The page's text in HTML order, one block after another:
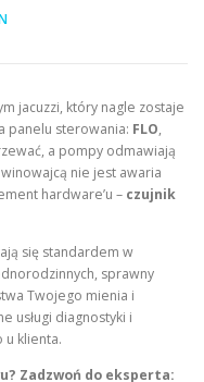
jacuzzi, który nagle zostaje
panelu sterowania: FLO,
a pompy odmawiają
nie jest awaria
hardware’u – czujnik
się standardem w
sprawny
Twojego mienia i
usługi diagnostyki i
u klienta.
Zadzwoń do eksperta: